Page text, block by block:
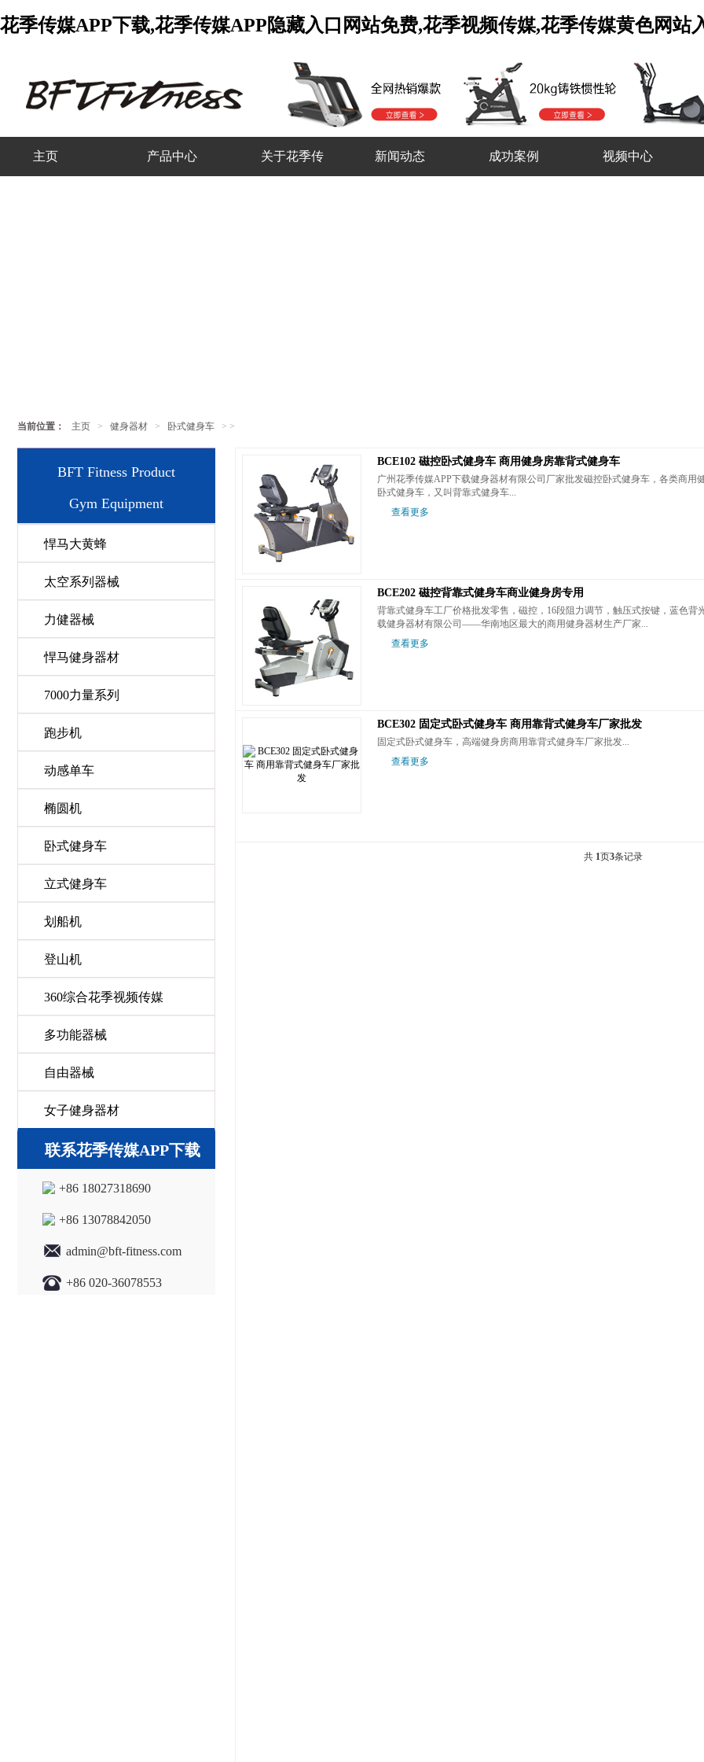
花季传媒APP下载,花季传媒APP隐藏入口网站免费,花季视频传媒,花季传媒黄色网站
主页 产品中心 关于花季传 新闻动态 成功案例 视频中心
当前位置： 主页 > 健身器材 > 卧式健身车 > >
BFT Fitness Product
Gym Equipment
悍马大黄蜂
太空系列器械
力健器械
悍马健身器材
7000力量系列
跑步机
动感单车
椭圆机
卧式健身车
立式健身车
划船机
登山机
360综合花季视频传媒
多功能器械
自由器械
女子健身器材
联系花季传媒APP下载
+86 18027318690
+86 13078842050
admin@bft-fitness.com
+86 020-36078553
BCE102 磁控卧式健身车 商用健身房靠背式健身车
广州花季传媒APP下载健身器材有限公司厂家批发磁控卧式健身车，各类商用
卧式健身车，又叫背靠式健身车...
查看更多
BCE202 磁控背靠式健身车商业健身房专用
背靠式健身车工厂价格批发零售，磁控，16段阻力调节，触压式按键，蓝色
载健身器材有限公司——华南地区最大的商用健身器材生产厂家...
查看更多
BCE302 固定式卧式健身车 商用靠背式健身车厂家批发
固定式卧式健身车，高端健身房商用靠背式健身车厂家批发...
查看更多
共 1页3条记录